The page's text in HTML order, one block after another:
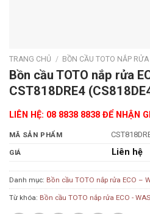
TRANG CHỦ / BỒN CẦU TOTO NẮP
Bồn cầu TOTO nắp rửa
CST818DRE4
LIÊN HỆ: 08 8838 8838 ĐỂ NHẬN
MÃ SẢN PHẨM
GIÁ Liên hệ
Danh mục: Bồn cầu TOTO nắp rửa ECO –
Từ khóa: Bồn cầu TOTO nắp rửa ECO -